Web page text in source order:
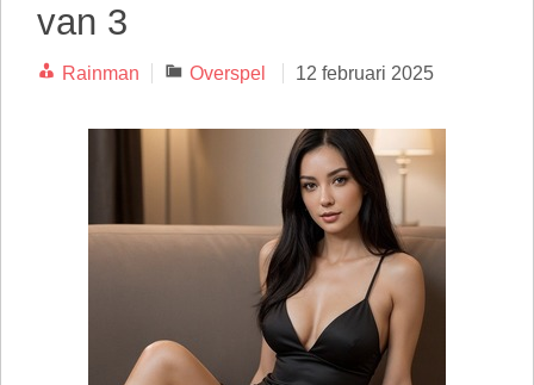
van 3
Rainman Categorieën
Overspel 12 februari 2025